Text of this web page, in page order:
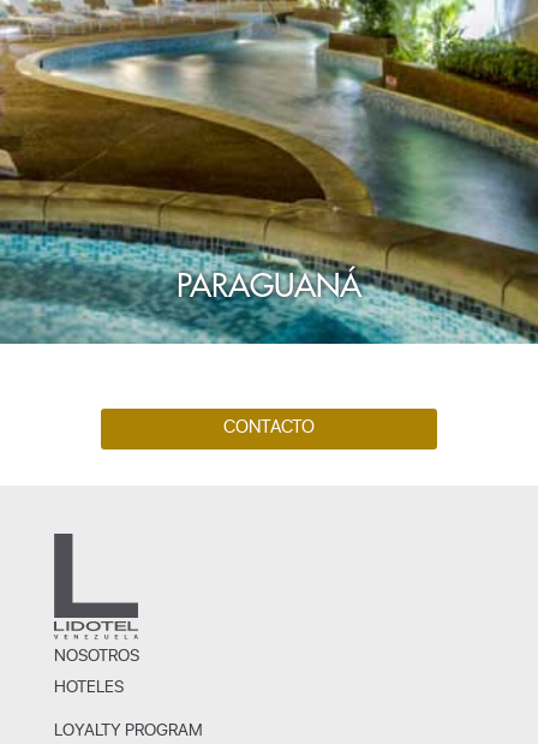
PARAGUANÁ
CONTACTO
NOSOTROS
HOTELES
LOYALTY PROGRAM